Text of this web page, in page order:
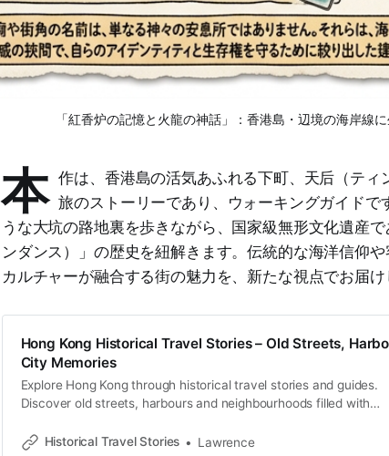
「紅香炉の記憶と火龍の神話」：香港島・辺境の海岸線
本 作は、香港島の活気あふれる下町、天后（テ
旅のストーリーであり、ウォーキングガイドで
うな大坑の路地裏を歩きながら、国家級無形文化遺産
ンダンス）」の歴史を紐解きます。伝統的な海洋信仰
カルチャーが融合する街の魅力を、新たな視点でお届け
Hong Kong Historical Travel Stories – Old Streets,
City Memories
Explore Hong Kong through historical travel stories and guides.
Discover old streets, harbours and neighbourhoods filled with
Historical Travel Stories
Lawrence